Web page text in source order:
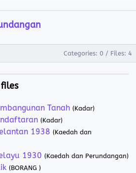
Categories: 0 / Files: 4
Tanah (Kadar)
(Kadar)
1938 (Kaedah dan
1930 (Kaedah dan Perundangan)
(BORANG )